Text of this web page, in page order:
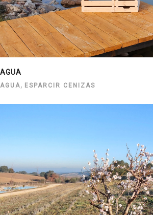
AGUA
AGUA, ESPARCIR CENIZAS